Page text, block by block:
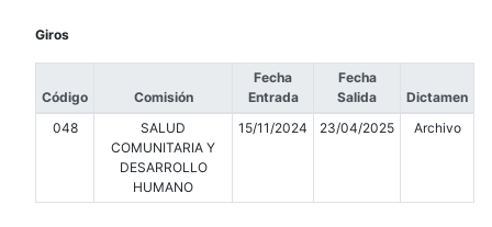
Giros
Código Comisión
Fecha
Entrada
Fecha
Salida
Dictamen
048
SALUD
COMUNITARIA Y
DESARROLLO
HUMANO
15/11/2024 23/04/2025 Archivo